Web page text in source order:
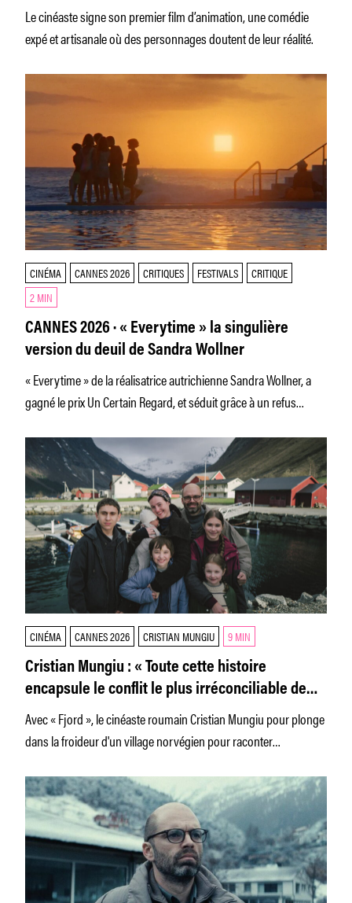
touchant. »
Le cinéaste signe son premier film d’animation, une comédie
expé et artisanale où des personnages doutent de leur réalité.
CINÉMA CANNES 2026 CRITIQUES FESTIVALS
CRITIQUE
2 MIN
CANNES 2026 · « Everytime » la singulière
version du deuil de Sandra Wollner
« Everytime » de la réalisatrice autrichienne Sandra Wollner, a
gagné le prix Un Certain Regard, et séduit grâce à un refus
CINÉMA CANNES 2026 CRISTIAN MUNGIU 9 MIN
Cristian Mungiu : « Toute cette histoire
encapsule le conflit le plus irréconciliable de
notre société contemporaine. »
Avec « Fjord », le cinéaste roumain Cristian Mungiu pour plonge
dans la froideur d'un village norvégien pour raconter